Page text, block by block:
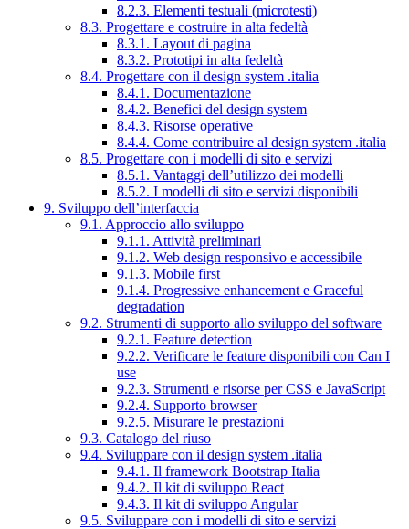
8.2.3. Elementi testuali (microtesti)
8.3. Progettare e costruire in alta fedeltà
8.3.1. Layout di pagina
8.3.2. Prototipi in alta fedeltà
8.4. Progettare con il design system .italia
8.4.1. Documentazione
8.4.2. Benefici del design system
8.4.3. Risorse operative
8.4.4. Come contribuire al design system .italia
8.5. Progettare con i modelli di sito e servizi
8.5.1. Vantaggi dell’utilizzo dei modelli
8.5.2. I modelli di sito e servizi disponibili
9. Sviluppo dell’interfaccia
9.1. Approccio allo sviluppo
9.1.1. Attività preliminari
9.1.2. Web design responsivo e accessibile
9.1.3. Mobile first
9.1.4. Progressive enhancement e Graceful
degradation
9.2. Strumenti di supporto allo sviluppo del software
9.2.1. Feature detection
9.2.2. Verificare le feature disponibili con Can I
use
9.2.3. Strumenti e risorse per CSS e JavaScript
9.2.4. Supporto browser
9.2.5. Misurare le prestazioni
9.3. Catalogo del riuso
9.4. Sviluppare con il design system .italia
9.4.1. Il framework Bootstrap Italia
9.4.2. Il kit di sviluppo React
9.4.3. Il kit di sviluppo Angular
9.5. Sviluppare con i modelli di sito e servizi